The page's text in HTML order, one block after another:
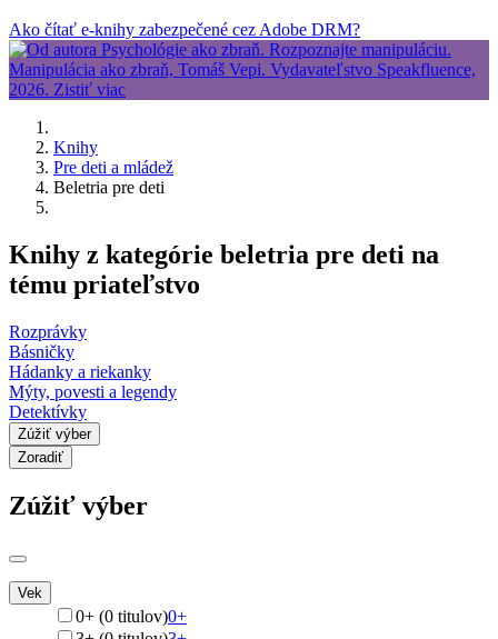
Ako čítať e-knihy zabezpečené cez Adobe DRM?
Knihy
Pre deti a mládež
Beletria pre deti
Knihy z kategórie beletria pre deti na
tému priateľstvo
Rozprávky
Básničky
Hádanky a riekanky
Mýty, povesti a legendy
Detektívky
Zúžiť výber
Zoradiť
Zúžiť výber
Vek
0+ (0 titulov)0+